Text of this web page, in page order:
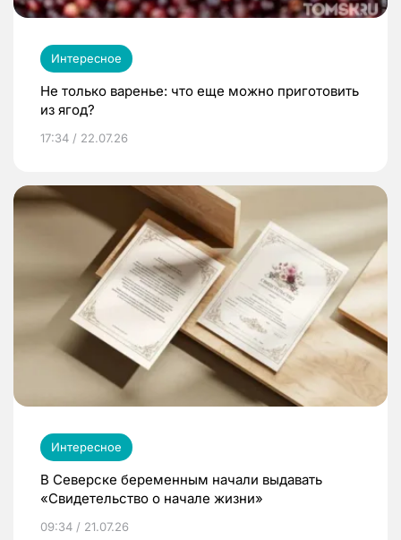
Интересное
Не только варенье: что еще можно приготовить
из ягод?
17:34 / 22.07.26
Интересное
В Северске беременным начали выдавать
«Свидетельство о начале жизни»
09:34 / 21.07.26